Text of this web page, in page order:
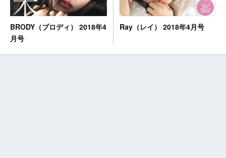
BRODY（ブロディ） 2018年4
月号
Ray（レイ） 2018年4月号